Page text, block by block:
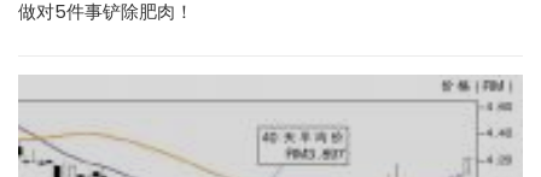
做对5件事铲除肥肉！